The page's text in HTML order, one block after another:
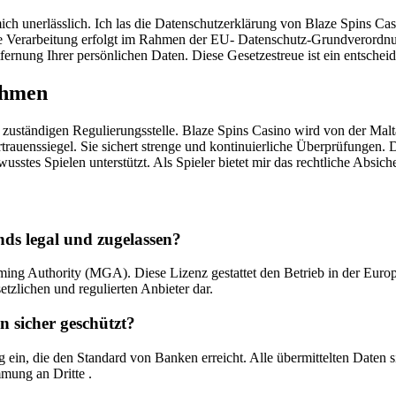
unerlässlich. Ich las die Datenschutzerklärung von Blaze Spins
erfolgt im Rahmen der EU- Datenschutz-
Ihrer persönlichen Daten. Diese Gesetzestreue ist ein
Regulierungsstelle. Blaze Spins Casino wird von der
Sie sichert strenge und kontinuierliche Überprüfungen.
Spielen unterstützt. Als Spieler bietet mir das rechtliche
legal und zugelassen?
Authority (MGA). Diese Lizenz gestattet den Betrieb in der
und regulierten Anbieter dar.
sicher geschützt?
ein, die den Standard von Banken erreicht. Alle übermittelten
an Dritte .